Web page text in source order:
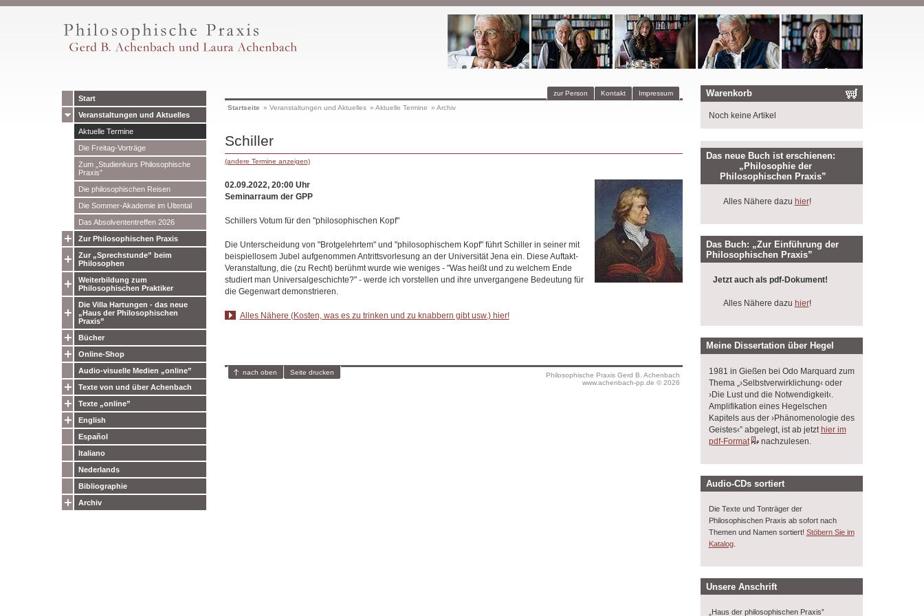
Start
Veranstaltungen und Aktuelles
Aktuelle Termine
Die Freitag-Vorträge
Zum „Studienkurs Philosophische
Praxis”
Die philosophischen Reisen
Die Sommer-Akademie im Ultental
Das Absolvententreffen 2026
Zur Philosophischen Praxis
Zur „Sprechstunde” beim
Philosophen
Weiterbildung zum
Philosophischen Praktiker
Die Villa Hartungen - das neue
„Haus der Philosophischen
Praxis”
Bücher
Online-Shop
Audio-visuelle Medien „online”
Texte von und über Achenbach
Texte „online”
English
Español
Italiano
Nederlands
Bibliographie
Archiv
Impressum
Kontakt
zur Person
Startseite » Veranstaltungen und Aktuelles » Aktuelle Termine » Archiv
Schiller
(andere Termine anzeigen)
02.09.2022, 20:00 Uhr
Seminarraum der GPP
Schillers Votum für den "philosophischen Kopf"
Die Unterscheidung von "Brotgelehrtem" und "philosophischem Kopf" führt Schiller in seiner mit
beispiellosem Jubel aufgenommen Antrittsvorlesung an der Universität Jena ein. Diese Auftakt-
Veranstaltung, die (zu Recht) berühmt wurde wie weniges - "Was heißt und zu welchem Ende
studiert man Universalgeschichte?" - werde ich vorstellen und ihre unvergangene Bedeutung für
die Gegenwart demonstrieren.
Alles Nähere (Kosten, was es zu trinken und zu knabbern gibt usw.) hier!
Philosophische Praxis Gerd B. Achenbach
www.achenbach-pp.de © 2026
nach oben Seite drucken
Warenkorb
Noch keine Artikel
Das neue Buch ist erschienen:
„Philosophie der
Philosophischen Praxis”
Alles Nähere dazu hier!
Das Buch: „Zur Einführung der
Philosophischen Praxis”
Jetzt auch als pdf-Dokument!
Alles Nähere dazu hier!
Meine Dissertation über Hegel
1981 in Gießen bei Odo Marquard zum
Thema „›Selbstverwirklichung‹ oder
›Die Lust und die Notwendigkeit‹.
Amplifikation eines Hegelschen
Kapitels aus der ›Phänomenologie des
Geistes‹” abgelegt, ist ab jetzt hier im
pdf-Format
nachzulesen.
Audio-CDs sortiert
Die Texte und Tonträger der
Philosophischen Praxis ab sofort nach
Themen und Namen sortiert! Stöbern Sie im
Katalog.
Unsere Anschrift
„Haus der philosophischen Praxis”